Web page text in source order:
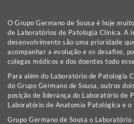
O Grupo Germano de Sousa é hoje
de Laboratórios de Patologia Clínica. A
desenvolvimento são uma prioridade
acompanhar a evolução e os desafios,
colegas médicos e dos doentes todo
Para além do Laboratório de Patologia
do Grupo Germano de Sousa, outros
posição de liderança do Laboratório de
Laboratório de Anatomia Patológica e
Grupo Germano de Sousa o Laboratório